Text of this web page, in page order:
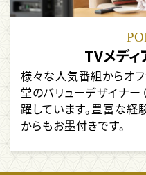
TVメデ
様々な人気番組からオ
堂のバリューデザイナー
躍しています。豊富な経
からもお墨付きです。